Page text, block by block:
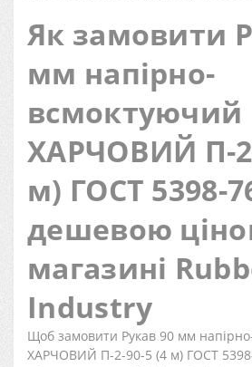
Як замовити
мм напірно-
всмоктуючий
ХАРЧОВИЙ П-
м) ГОСТ 5398-
дешевою
магазині
Industry
Щоб замовити Рукав 90 мм
ХАРЧОВИЙ П-2-90-5 (4 м) ГОСТ